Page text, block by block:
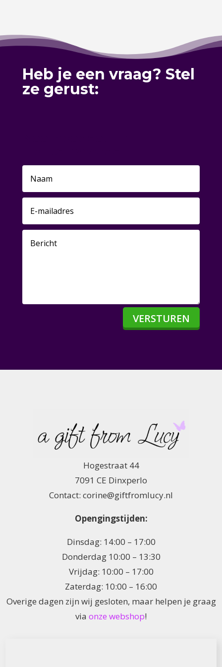
Heb je een vraag? Stel
ze gerust:
VERSTUREN
Hogestraat 44
7091 CE Dinxperlo
Contact: corine@giftfromlucy.nl
Opengingstijden:
Dinsdag: 14:00 – 17:00
Donderdag 10:00 – 13:30
Vrijdag: 10:00 – 17:00
Zaterdag: 10:00 – 16:00
Overige dagen zijn wij gesloten, maar helpen je graag
via onze webshop!